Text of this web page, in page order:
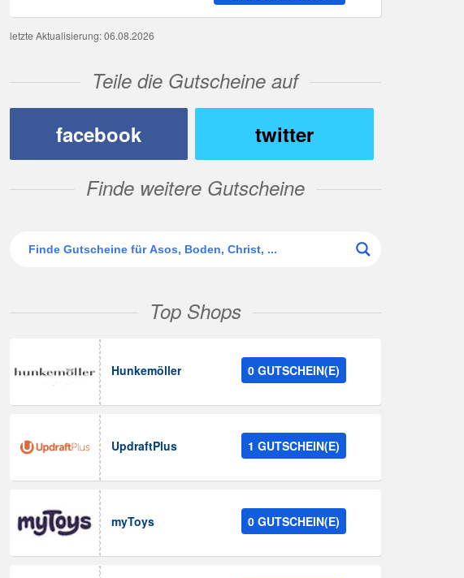
letzte Aktualisierung: 06.08.2026
Teile die Gutscheine auf
facebook
twitter
Finde weitere Gutscheine
Top Shops
Hunkemöller 0 GUTSCHEIN(E)
UpdraftPlus 1 GUTSCHEIN(E)
myToys 0 GUTSCHEIN(E)